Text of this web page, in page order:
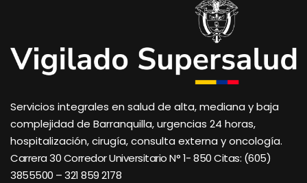
Servicios integrales en salud de alta, mediana y baja
complejidad de Barranquilla, urgencias 24 horas,
hospitalización, cirugía, consulta externa y oncología.
Carrera 30 Corredor Universitario N° 1- 850 Citas: (605)
3855500 – 321 859 2178